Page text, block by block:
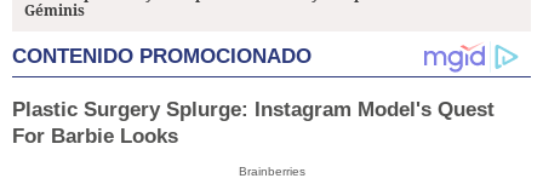
Géminis
CONTENIDO PROMOCIONADO
Plastic Surgery Splurge: Instagram Model's Quest
For Barbie Looks
Brainberries